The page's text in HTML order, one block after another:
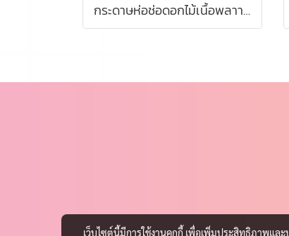
กระดาษห่อช่อดอกไม้เนื้อพลาาสติก ขนาด 57*57 เซนติเมตร
เว็บไซต์นี้มีการใช้งานคุกกี้ เพื่อเพิ่มประสิทธิภาพแล